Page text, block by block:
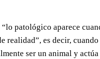
“lo patológico aparece
realidad”, es decir, cuando
ser un animal y actúa